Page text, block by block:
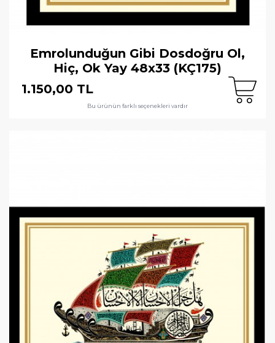
Emrolunduğun Gibi Dosdoğru Ol,
Hiç, Ok Yay 48x33 (KÇ175)
1.150,00 TL
Bu ürünün farklı seçenekleri vardır